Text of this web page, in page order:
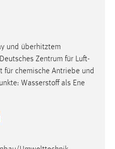
und überhitztem
Zentrum für Luft-
für chemische Antriebe und
Wasserstoff als Ene